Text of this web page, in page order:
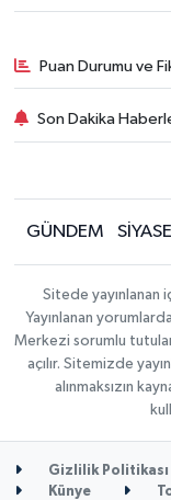
Puan Durumu ve
Son Dakika
GÜNDEM
Sitede yayınlanan
Yayınlanan
Merkezi sorumlu
açılır. Sitemizde
alınmaksızın
Gizlilik Politikası
Künye